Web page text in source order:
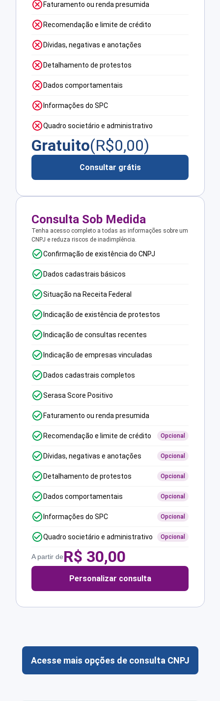
Faturamento ou renda presumida
Recomendação e limite de crédito
Dívidas, negativas e anotações
Detalhamento de protestos
Dados comportamentais
Informações do SPC
Quadro societário e administrativo
Gratuito(R$0,00)
Consultar grátis
Consulta Sob Medida
Tenha acesso completo a todas as informações sobre um
CNPJ e reduza riscos de inadimplência.
Confirmação de existência do CNPJ
Dados cadastrais básicos
Situação na Receita Federal
Indicação de existência de protestos
Indicação de consultas recentes
Indicação de empresas vinculadas
Dados cadastrais completos
Serasa Score Positivo
Faturamento ou renda presumida
Recomendação e limite de crédito Opcional
Dívidas, negativas e anotações Opcional
Detalhamento de protestos Opcional
Dados comportamentais Opcional
Informações do SPC Opcional
Quadro societário e administrativo Opcional
A partir deR$ 30,00
Personalizar consulta
Acesse mais opções de consulta CNPJ